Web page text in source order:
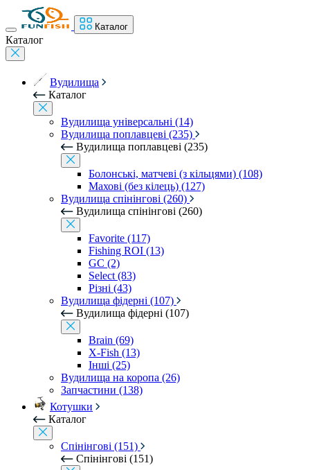
Каталог
Каталог
Вудилища
Каталог
Вудилища універсальні (14)
Вудилища поплавцеві (235)
Вудилища поплавцеві (235)
Болонські, матчеві (з кільцями) (108)
Махові (без кілець) (127)
Вудилища спінінгові (260)
Вудилища спінінгові (260)
Favorite (117)
Fishing ROI (13)
GC (2)
Select (83)
Різні (43)
Вудилища фідерні (107)
Вудилища фідерні (107)
Brain (69)
X-Fish (13)
Інші (25)
Вудилища на коропа (26)
Запчастини (138)
Котушки
Каталог
Спінінгові (151)
Спінінгові (151)